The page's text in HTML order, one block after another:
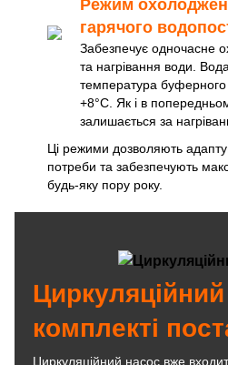
Режим
гарячого
Забезпечує одночасне
та нагрівання води.
температура
+8°C. Як і в
залишається за
Ці режими дозволяють
потреби та забезпечують
будь-яку пору року.
комплекті
Циркуляційний насос вже